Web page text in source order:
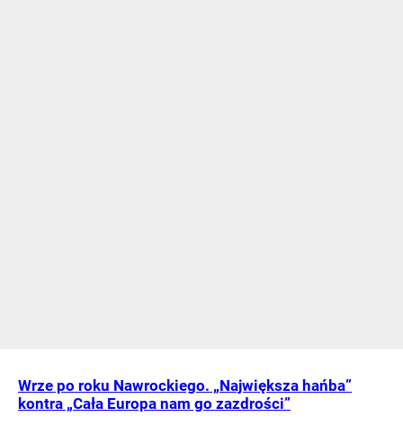
Wrze po roku Nawrockiego. „Największa hańba”
kontra „Cała Europa nam go zazdrości”